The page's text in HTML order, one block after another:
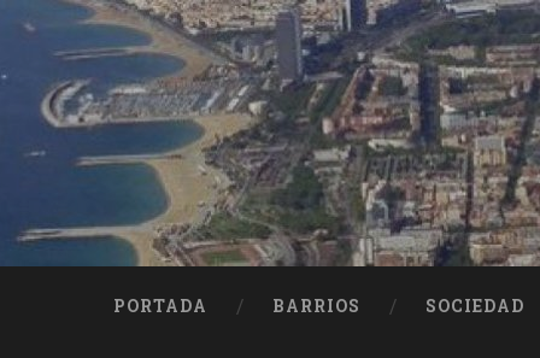
contenido
Buscar
PORTADA BARRIOS SOCIEDAD